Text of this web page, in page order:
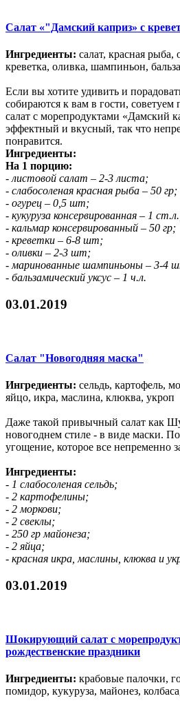
Салат «"Дамский каприз» с
Ингредиенты: салат, красная рыба,
креветка, оливка, шампиньон,
Если вы хотите удивить и
собираются к вам в гости, советуем
салат с морепродуктами «Дамский
эффектный и вкусный, так что
понравится.
Ингредиенты:
На 1 порцию:
- листовой салат – 2-3 листа;
- слабосоленая красная рыба – 50 гр;
- огурец – 0,5 шт;
- кукуруза консервированная – 1
- кальмар консервированный – 50 гр;
- креветки – 6-8 шт;
- оливки – 2-3 шт;
- маринованные шампиньоны – 3-4
- бальзамический уксус – 1 ч.л.
03.01.2019
Салат "Новогодняя маска"
Ингредиенты: сельдь, картофель,
яйцо, икра, маслина, клюква, укроп
Даже такой привычный салат как
новогоднем стиле - в виде маски.
угощение, которое все непременно
Ингредиенты:
- 1 слабосоленая сельдь;
- 2 картофелины;
- 2 моркови;
- 2 свеклы;
- 250 гр майонеза;
- 2 яйца;
- красная икра, маслины, клюква и
03.01.2019
Шокирующий салат с
рождественские праздники
Ингредиенты: крабовые палочки,
помидор, кукуруза, майонез,